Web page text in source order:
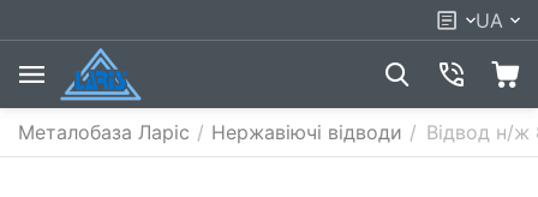
UA
Металобаза Ларіс / Нержавіючі відводи / Відвод н/ж